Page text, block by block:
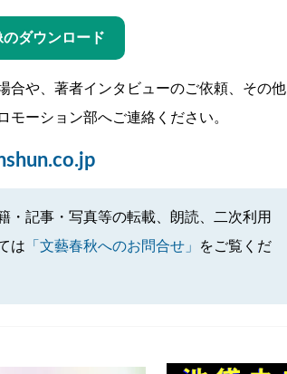
ダウンロード
合や、著者インタビューのご依頼、その他
ーション部へご連絡ください。
・記事・写真等の転載、朗読、二次利用
は 「文藝春秋へのお問合せ」
をご覧くだ